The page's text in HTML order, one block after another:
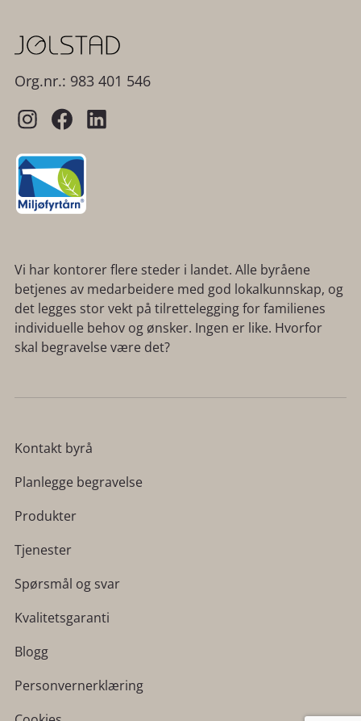
Org.nr.: 983 401 546
Vi har kontorer flere steder i landet. Alle byråene
betjenes av medarbeidere med god lokalkunnskap, og
det legges stor vekt på tilrettelegging for familienes
individuelle behov og ønsker. Ingen er like. Hvorfor
skal begravelse være det?
Kontakt byrå
Planlegge begravelse
Produkter
Tjenester
Spørsmål og svar
Kvalitetsgaranti
Blogg
Personvernerklæring